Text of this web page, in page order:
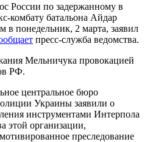
России по задержанному в
комбату батальона Айдар
понедельник, 2 марта, заявил
пресс-служба ведомства.
Мельничука провокацией
РФ.
центральное бюро
Украины заявили о
инструментами Интерпола
этой организации,
преследование